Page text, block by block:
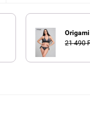
Origami
21 490